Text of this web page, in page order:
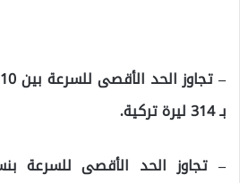
بـ 314 ليرة تركية.